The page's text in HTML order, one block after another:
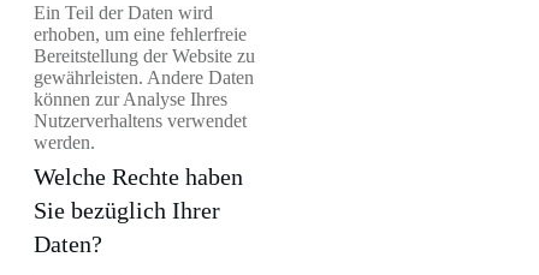
Ein Teil der Daten wird
erhoben, um eine fehlerfreie
Bereitstellung der Website zu
gewährleisten. Andere Daten
können zur Analyse Ihres
Nutzerverhaltens verwendet
werden.
Welche Rechte haben
Sie bezüglich Ihrer
Daten?